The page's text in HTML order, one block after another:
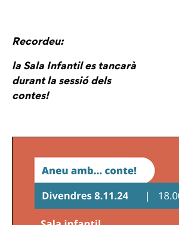
Recordeu:
la Sala Infantil es tancarà
durant la sessió dels
contes!